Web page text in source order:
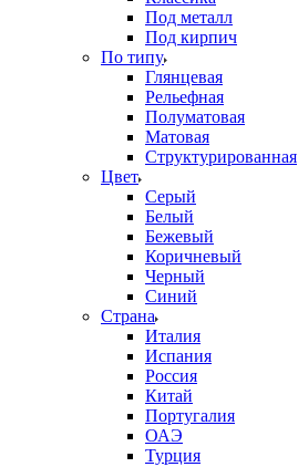
Под металл
Под кирпич
По типу
Глянцевая
Рельефная
Полуматовая
Матовая
Структурированная
Цвет
Серый
Белый
Бежевый
Коричневый
Черный
Синий
Страна
Италия
Испания
Россия
Китай
Португалия
ОАЭ
Турция